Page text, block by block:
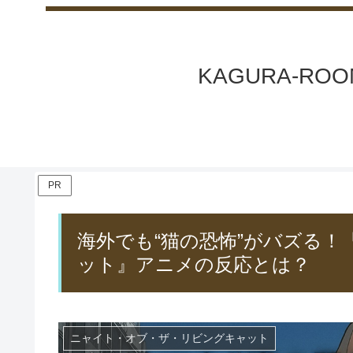
KAGURA-
PR
海外でも“猫の恐怖”がバズる
ット』アニメの反応とは？
ニャイト・オブ・ザ・リビングキャット